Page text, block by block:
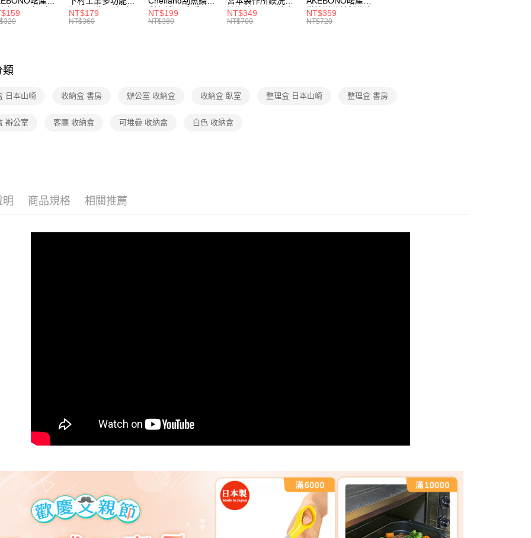
杯漏斗組(白)/
杯/米桶/量米
瓶器/開瓶器/餐廚
用品/料理道具/任
NT$179
NT$360
刮魚鱗器/廚房用
品/料理道具/任二
NT$199
NT$380
清潔液600ml/洗衣
精/洗衣鎂/洗衣用
NT$349
NT$700
微波洋芋片製作盒/
料理盒/健康零食/
NT$359
NT$720
類
日本山崎 收納盒 書房 辦公室 收納盒 收納盒 臥室 整理盒 日本山崎 整理盒 書房
辦公室 客廳 收納盒 可堆疊 收納盒 白色 收納盒
明 商品規格 相關推薦